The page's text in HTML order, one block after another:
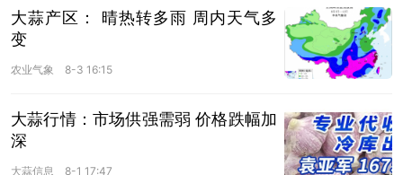
大蒜产区： 晴热转多雨 周内天气多
变
农业气象 8-3 16:15
大蒜行情：市场供强需弱 价格跌幅加
深
大蒜信息 8-1 17:47